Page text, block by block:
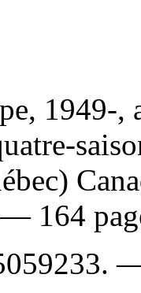
1949-,
164
.